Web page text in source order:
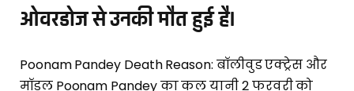
ओवरडोज से उनकी मौत हुई है।
Poonam Pandey Death Reason: बॉलीवुड एक्ट्रेस और
मॉडल Poonam Pandey का कल यानी 2 फरवरी को